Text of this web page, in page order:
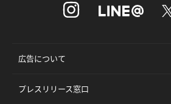
広告について
プレスリリース窓口